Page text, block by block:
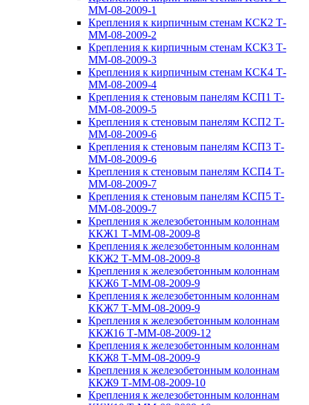
ММ-08-2009-1
Крепления к кирпичным стенам КСК2 Т-
ММ-08-2009-2
Крепления к кирпичным стенам КСК3 Т-
ММ-08-2009-3
Крепления к кирпичным стенам КСК4 Т-
ММ-08-2009-4
Крепления к стеновым панелям КСП1 Т-
ММ-08-2009-5
Крепления к стеновым панелям КСП2 Т-
ММ-08-2009-6
Крепления к стеновым панелям КСП3 Т-
ММ-08-2009-6
Крепления к стеновым панелям КСП4 Т-
ММ-08-2009-7
Крепления к стеновым панелям КСП5 Т-
ММ-08-2009-7
Крепления к железобетонным колоннам
ККЖ1 Т-ММ-08-2009-8
Крепления к железобетонным колоннам
ККЖ2 Т-ММ-08-2009-8
Крепления к железобетонным колоннам
ККЖ6 Т-ММ-08-2009-9
Крепления к железобетонным колоннам
ККЖ7 Т-ММ-08-2009-9
Крепления к железобетонным колоннам
ККЖ16 Т-ММ-08-2009-12
Крепления к железобетонным колоннам
ККЖ8 Т-ММ-08-2009-9
Крепления к железобетонным колоннам
ККЖ9 Т-ММ-08-2009-10
Крепления к железобетонным колоннам